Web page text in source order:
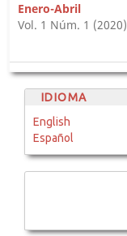
Enero-Abril
Vol. 1 Núm. 1 (2020)
IDIOMA
English
Español